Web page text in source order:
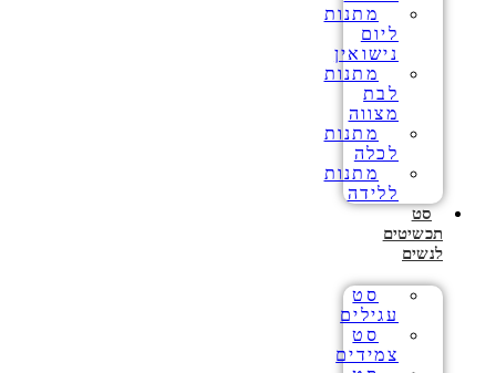
מתנות
ליום
נישואין
מתנות
לבת
מצווה
מתנות
לכלה
מתנות
ללידה
סט
תכשיטים
לנשים
סט
עגילים
סט
צמידים